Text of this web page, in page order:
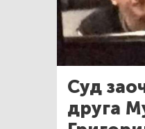
Суд
друга